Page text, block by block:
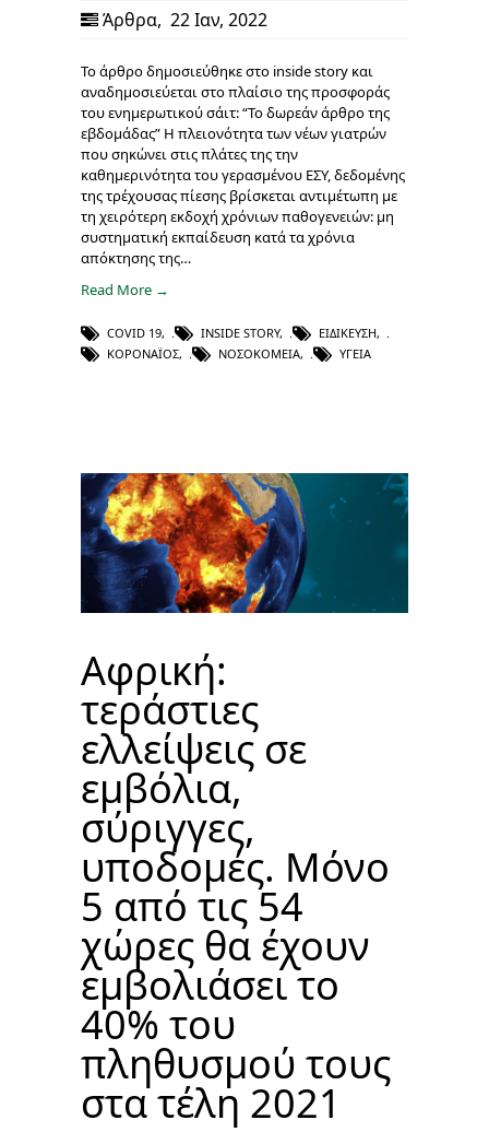
Άρθρα, 22 Ιαν, 2022
Το άρθρο δημοσιεύθηκε στο inside story και
αναδημοσιεύεται στο πλαίσιο της προσφοράς
του ενημερωτικού σάιτ: “Το δωρεάν άρθρο της
εβδομάδας” Η πλειονότητα των νέων γιατρών
που σηκώνει στις πλάτες της την
καθημερινότητα του γερασμένου ΕΣΥ, δεδομένης
της τρέχουσας πίεσης βρίσκεται αντιμέτωπη με
τη χειρότερη εκδοχή χρόνιων παθογενειών: μη
συστηματική εκπαίδευση κατά τα χρόνια
απόκτησης της…
Read More →
COVID 19, INSIDE STORY, ΕΙΔΊΚΕΥΣΗ,
ΚΟΡΟΝΑΪΌΣ, ΝΟΣΟΚΟΜΕΊΑ, ΥΓΕΊΑ
Αφρική:
τεράστιες
ελλείψεις σε
εμβόλια,
σύριγγες,
υποδομές. Μόνο
5 από τις 54
χώρες θα έχουν
εμβολιάσει το
40% του
πληθυσμού τους
στα τέλη 2021